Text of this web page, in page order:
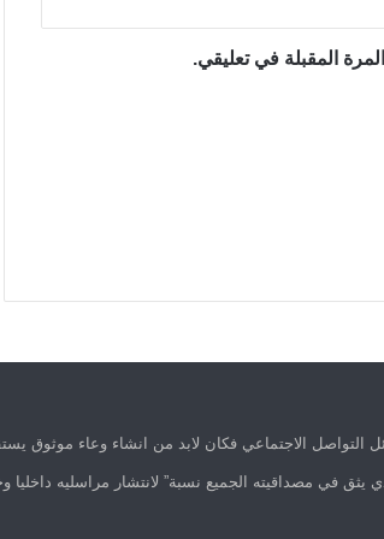
المقبلة في تعليقي.
الاجتماعي فكان لابد من انشاء وعاء موثوق
في مصداقيته الجميع نسبة” لانتشار مراسليه داخليا